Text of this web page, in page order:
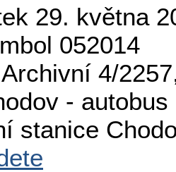
29. května
052014
4/
-
stanice